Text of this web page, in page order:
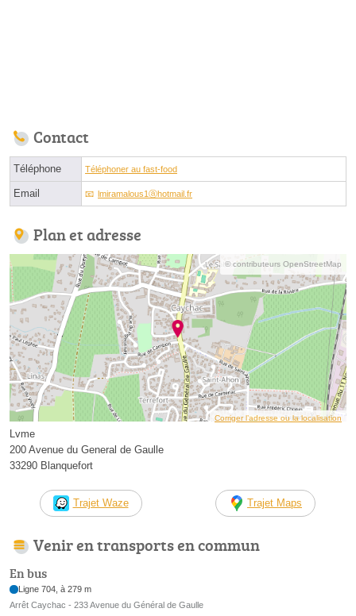
Contact
Téléphone Téléphoner au fast-food
Email lmiramalous1ⓐhotmail.fr
Plan et adresse
© contributeurs OpenStreetMap
Corriger l’adresse ou la localisation
Lvme
200 Avenue du General de Gaulle
33290 Blanquefort
Trajet Waze Trajet Maps
Venir en transports en commun
En bus
Ligne 704, à 279 m
Arrêt Caychac - 233 Avenue du Général de Gaulle